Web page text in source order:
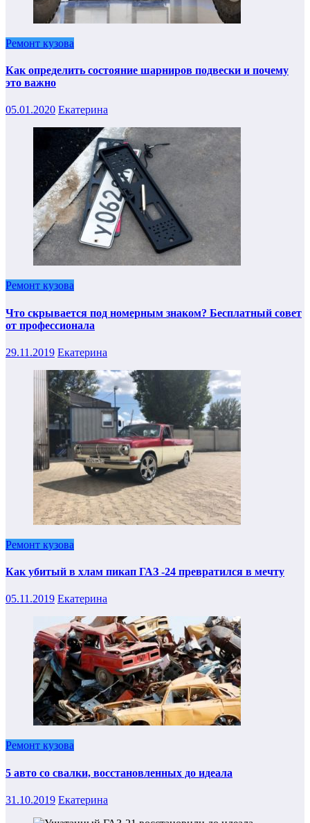
Ремонт кузова
Как определить состояние шарниров подвески и почему
это важно
05.01.2020 Екатерина
Ремонт кузова
Что скрывается под номерным знаком? Бесплатный совет
от профессионала
29.11.2019 Екатерина
Ремонт кузова
Как убитый в хлам пикап ГАЗ -24 превратился в мечту
05.11.2019 Екатерина
Ремонт кузова
5 авто со свалки, восстановленных до идеала
31.10.2019 Екатерина